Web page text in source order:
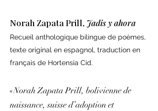
Norah Zapata Prill, Jadis y ahora
Recueil anthologique bilingue de poèmes,
texte original en espagnol, traduction en
français de Hortensia Cid.
«Norah Zapata Prill, bolivienne de
naissance, suisse d’adoption et